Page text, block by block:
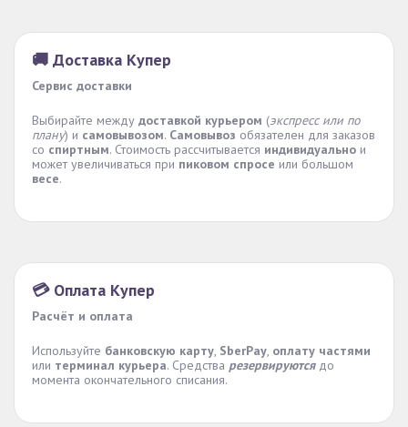
🚚 Доставка Купер
Сервис доставки
Выбирайте между доставкой курьером (экспресс или по
плану) и самовывозом. Самовывоз обязателен для заказов
со спиртным. Стоимость рассчитывается индивидуально и
может увеличиваться при пиковом спросе или большом
весе.
💳 Оплата Купер
Расчёт и оплата
Используйте банковскую карту, SberPay, оплату частями
или терминал курьера. Средства резервируютсядо
момента окончательного списания.